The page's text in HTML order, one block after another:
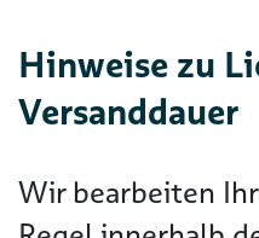
Hinweise zu
Versanddauer
Wir bearbeiten